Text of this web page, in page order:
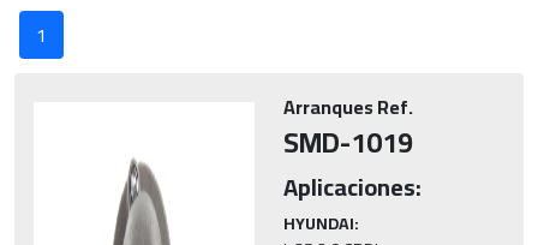
1
Arranques Ref.
SMD-1019
Aplicaciones:
HYUNDAI: